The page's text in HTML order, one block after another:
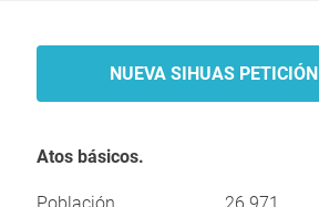
NUEVA SIHUAS PETICIÓN
Atos básicos.